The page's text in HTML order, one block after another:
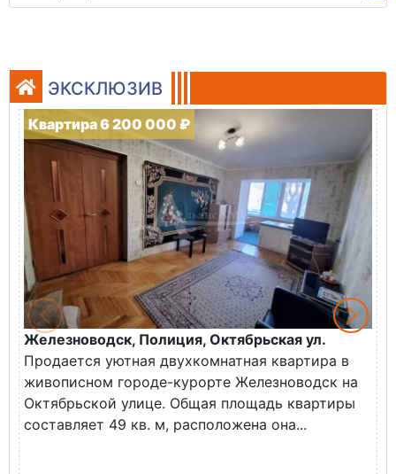
ЭКСКЛЮЗИВ
Квартира 6 200 000 ₽
Железноводск, Полиция, Октябрьская ул.
Продается уютная двухкомнатная квартира в
живописном городе-курорте Железноводск на
Октябрьской улице. Общая площадь квартиры
составляет 49 кв. м, расположена она...